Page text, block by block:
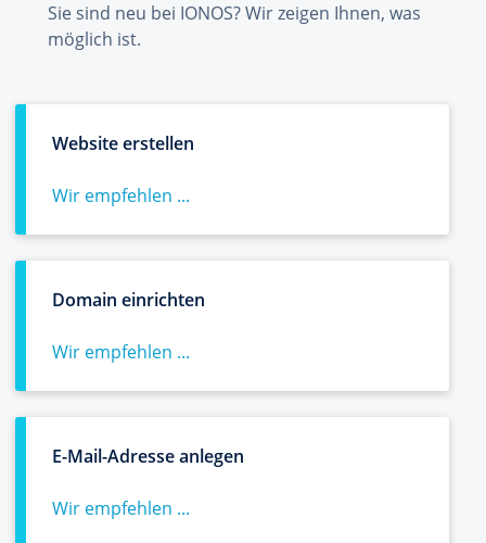
Sie sind neu bei IONOS? Wir zeigen Ihnen, was
möglich ist.
Website erstellen
Wir empfehlen ...
Domain einrichten
Wir empfehlen ...
E-Mail-Adresse anlegen
Wir empfehlen ...